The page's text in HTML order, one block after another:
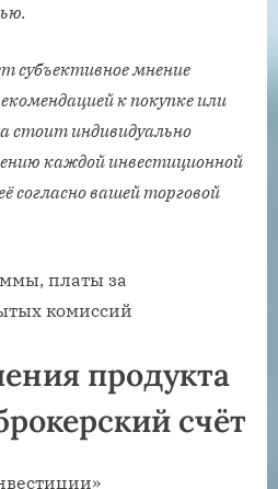
субъективное мнение
к покупке или
стоит индивидуально
каждой инвестиционной
согласно вашей торговой
платы за
комиссий
продукта
счёт